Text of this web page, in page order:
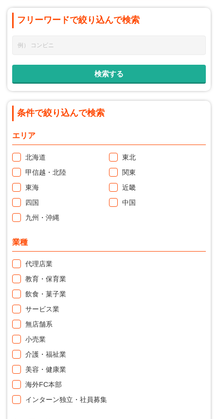
フリーワードで絞り込んで検索
条件で絞り込んで検索
エリア
北海道
東北
甲信越・北陸
関東
東海
近畿
四国
中国
九州・沖縄
業種
代理店業
教育・保育業
飲食・菓子業
サービス業
無店舗系
小売業
介護・福祉業
美容・健康業
海外FC本部
インターン独立・社員募集